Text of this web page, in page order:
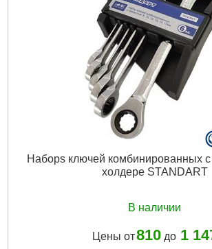
Наборs ключей комбинированных
холдере STANDART
В наличии
Цены от810до 1